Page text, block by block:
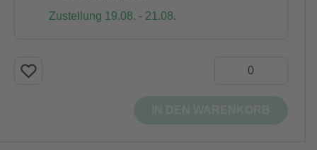
Zustellung 19.08. - 21.08.